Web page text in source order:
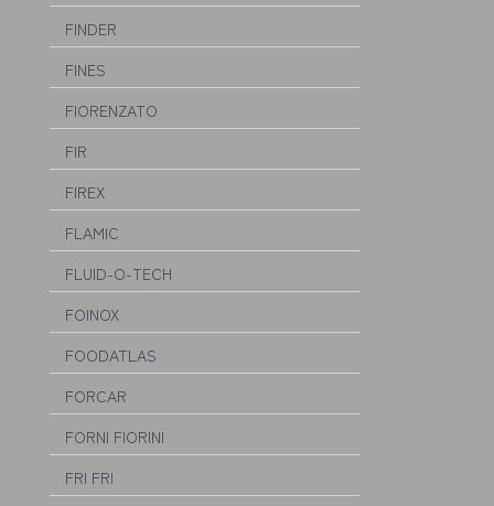
FINDER
FINES
FIORENZATO
FIR
FIREX
FLAMIC
FLUID-O-TECH
FOINOX
FOODATLAS
FORCAR
FORNI FIORINI
FRI FRI